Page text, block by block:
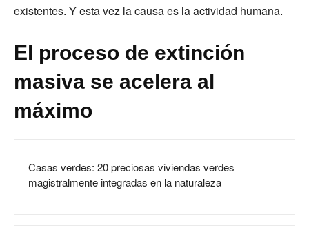
existentes. Y esta vez la causa es la actividad humana.
El proceso de extinción
masiva se acelera al
máximo
Casas verdes: 20 preciosas viviendas verdes
magistralmente integradas en la naturaleza